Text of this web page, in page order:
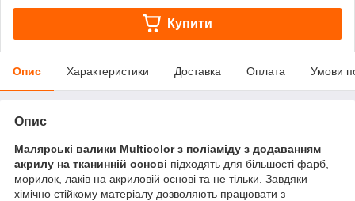
Купити
Опис Характеристики Доставка Оплата Умови
Опис
Малярські валики Multicolor з поліаміду з додаванням
акрилу на тканинній основі підходять для більшості фарб,
морилок, лаків на акриловій основі та не тільки. Завдяки
хімічно стійкому матеріалу дозволяють працювати з